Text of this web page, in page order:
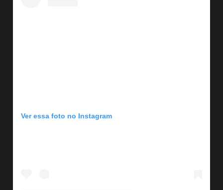
Ver essa foto no Instagram